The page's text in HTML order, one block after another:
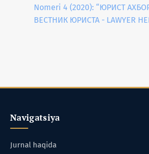
Nomeri 4 (2020): “ЮРИСТ
ВЕСТНИК ЮРИСТА - LAWYER
Navigatsiya
Jurnal haqida